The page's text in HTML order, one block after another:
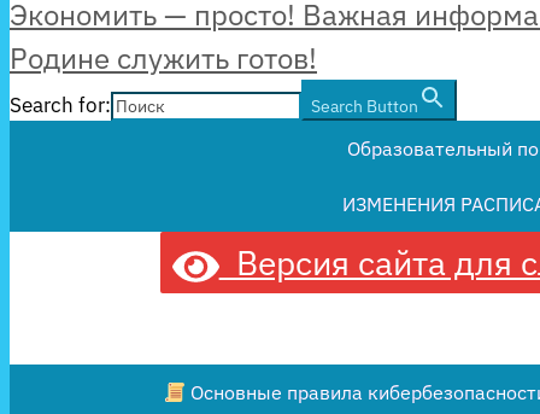
Экономить — просто! Важная
Родине служить готов!
Search for: Search Button
Образовательный
ИЗМЕНЕНИЯ
Версия сайта для
Основные правила